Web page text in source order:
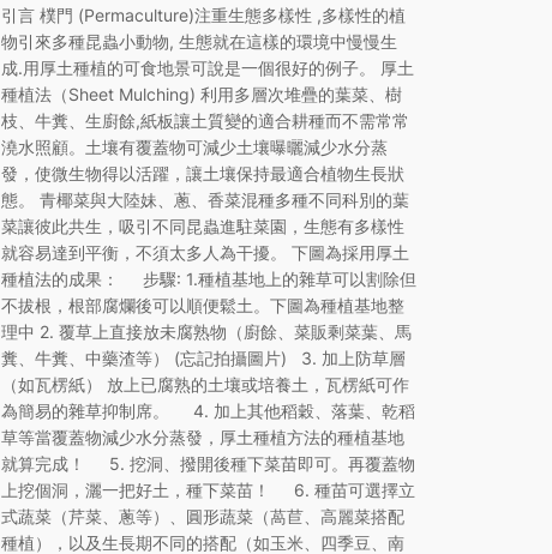
引言 樸門 (Permaculture)注重生態多樣性 ,多樣性的植
物引來多種昆蟲小動物, 生態就在這樣的環境中慢慢生
成.用厚土種植的可食地景可說是一個很好的例子。 厚土
種植法（Sheet Mulching) 利用多層次堆疊的葉菜、樹
枝、牛糞、生廚餘,紙板讓土質變的適合耕種而不需常常
澆水照顧。土壤有覆蓋物可減少土壤曝曬減少水分蒸
發，使微生物得以活躍，讓土壤保持最適合植物生長狀
態。 青椰菜與大陸妹、蔥、香菜混種多種不同科別的葉
菜讓彼此共生，吸引不同昆蟲進駐菜園，生態有多樣性
就容易達到平衡，不須太多人為干擾。 下圖為採用厚土
種植法的成果： 步驟: 1.種植基地上的雜草可以割除但
不拔根，根部腐爛後可以順便鬆土。下圖為種植基地整
理中 2. 覆草上直接放未腐熟物（廚餘、菜販剩菜葉、馬
糞、牛糞、中藥渣等） (忘記拍攝圖片) 3. 加上防草層
（如瓦楞紙） 放上已腐熟的土壤或培養土，瓦楞紙可作
為簡易的雜草抑制席。 4. 加上其他稻穀、落葉、乾稻
草等當覆蓋物減少水分蒸發，厚土種植方法的種植基地
就算完成！ 5. 挖洞、撥開後種下菜苗即可。再覆蓋物
上挖個洞，灑一把好土，種下菜苗！ 6. 種苗可選擇立
式蔬菜（芹菜、蔥等）、圓形蔬菜（萵苣、高麗菜搭配
種植），以及生長期不同的搭配（如玉米、四季豆、南